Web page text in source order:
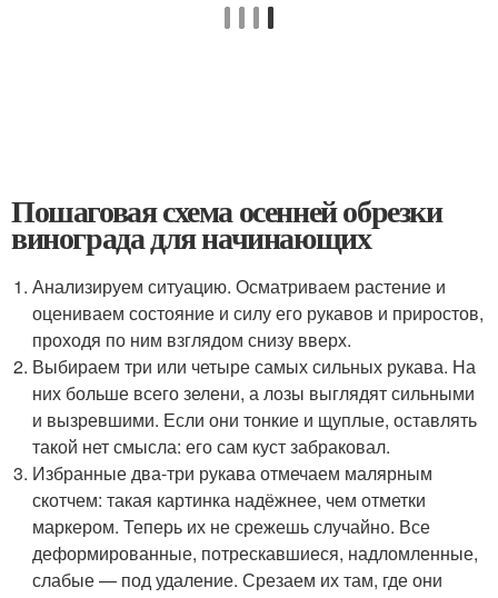
Пошаговая схема осенней обрезки
винограда для начинающих
Анализируем ситуацию. Осматриваем растение и
оцениваем состояние и силу его рукавов и приростов,
проходя по ним взглядом снизу вверх.
Выбираем три или четыре самых сильных рукава. На
них больше всего зелени, а лозы выглядят сильными
и вызревшими. Если они тонкие и щуплые, оставлять
такой нет смысла: его сам куст забраковал.
Избранные два-три рукава отмечаем малярным
скотчем: такая картинка надёжнее, чем отметки
маркером. Теперь их не срежешь случайно. Все
деформированные, потрескавшиеся, надломленные,
слабые — под удаление. Срезаем их там, где они